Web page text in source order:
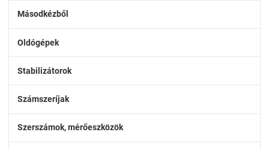
Másodkézből
Oldógépek
Stabilizátorok
Számszeríjak
Szerszámok, mérőeszközök